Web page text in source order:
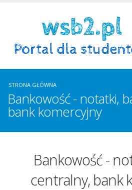
STRONA GŁÓWNA
Bankowość - notatki,
bank komercyjny
Bankowość -
centralny, bank